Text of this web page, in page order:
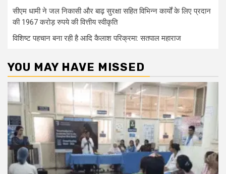
सीएम धामी ने जल निकासी और बाढ़ सुरक्षा सहित विभिन्न कार्यों के लिए प्रदान
की 1967 करोड़ रुपये की वित्तीय स्वीकृति
विशिष्ट पहचान बना रही है आदि कैलाश परिक्रमा: सतपाल महाराज
YOU MAY HAVE MISSED